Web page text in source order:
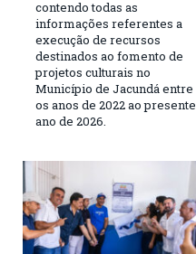
contendo todas as
informações referentes a
execução de recursos
destinados ao fomento de
projetos culturais no
Município de Jacundá entre
os anos de 2022 ao presente
ano de 2026.